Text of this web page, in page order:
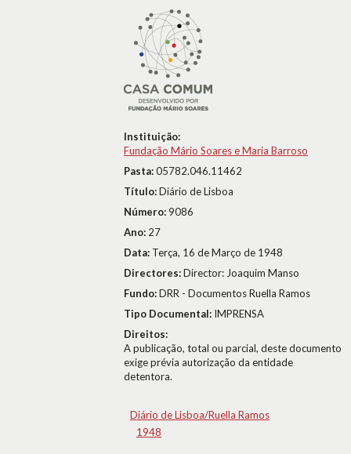
Instituição:
Fundação Mário Soares e Maria Barroso
Pasta:05782.046.11462
Título:Diário de Lisboa
Número:9086
Ano: 27
Data: Terça, 16 de Março de 1948
Directores:Director: Joaquim Manso
Fundo:DRR - Documentos Ruella Ramos
Tipo Documental: IMPRENSA
Direitos:
A publicação, total ou parcial, deste documento
exige prévia autorização da entidade
detentora.
Diário de Lisboa/Ruella Ramos
1948